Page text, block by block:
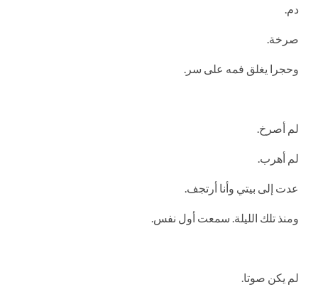
دم.
صرخة.
وحجرا يغلق فمه على سر.
لم أصرخ.
لم أهرب.
عدت إلى بيتي وأنا أرتجف.
ومنذ تلك الليلة. سمعت أول نفس.
لم يكن صوتا.